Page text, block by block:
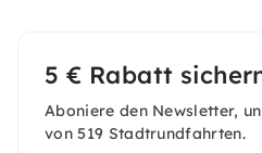
5 € Rabatt
Aboniere den Newsletter,
von 519 Stadtrundfahrten.